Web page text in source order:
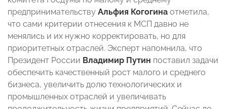
предпринимательству Альфия Когогина отметила,
что сами критерии отнесения к МСП давно не
менялись и их нужно корректировать, но для
приоритетных отраслей. Эксперт напомнила, что
Президент России Владимир Путин поставил задачи
обеспечить качественный рост малого и среднего
бизнеса, увеличить долю технологических и
промышленных отраслей и увеличивать